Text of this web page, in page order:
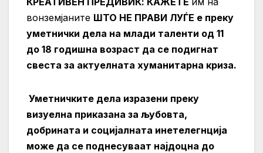
вонземјаните ШТО НЕ ПРАВИ ЛУЃЕ е преку
уметнички дела на млади таленти од 11
до 18 годишна возраст да се подигнат
свеста за актуелната хуманитарна криза.
Уметничките дела изразени преку
визуелна приказана за љубовта,
добрината и социјалната инетелегнција
може да се поднесуваат најдоцна до